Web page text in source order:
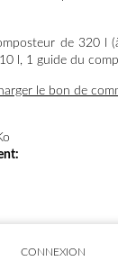
de 320 l
l, 1 guide du
le bon de
CONNEXION